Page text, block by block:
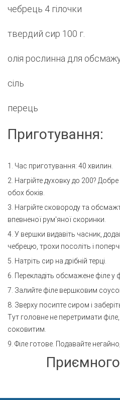
чебрець 4 гілочки
твердий сир 100 г.
олія рослинна для
сіль
перець
Приготування:
1. Час приготування: 40 хвилин.
2. Нагрійте духовку до 200?
обох боків.
3. Нагрійте сковороду та
впевненої рум'яної скоринки.
4. У вершки видавіть часник,
чебрецю, трохи посоліть і
5. Натріть сир на дрібній терці.
6. Перекладіть обсмажене філе у
7. Залийте філе вершковим
8. Зверху посипте сиром і
Тут головне не перетримати
соковитим.
9. Філе готове. Подавайте